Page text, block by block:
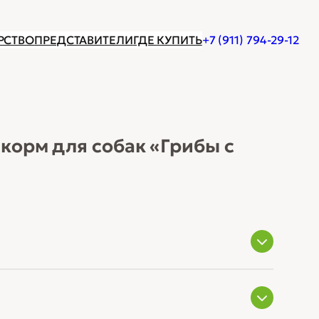
ПРЕДСТАВИТЕЛИГДЕ КУПИТЬ+7 (911) 794-29-12
для собак «Грибы с
цельного, органическая фасоль, свежая
таурин, сушеные яблоки, сушеные